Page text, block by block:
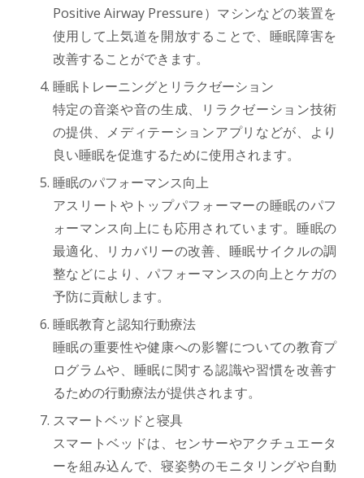
Positive Airway Pressure）マシンなどの装置を
使用して上気道を開放することで、睡眠障害を
改善することができます。
睡眠トレーニングとリラクゼーション
特定の音楽や音の生成、リラクゼーション技術
の提供、メディテーションアプリなどが、より
良い睡眠を促進するために使用されます。
睡眠のパフォーマンス向上
アスリートやトップパフォーマーの睡眠のパフ
ォーマンス向上にも応用されています。睡眠の
最適化、リカバリーの改善、睡眠サイクルの調
整などにより、パフォーマンスの向上とケガの
予防に貢献します。
睡眠教育と認知行動療法
睡眠の重要性や健康への影響についての教育プ
ログラムや、睡眠に関する認識や習慣を改善す
るための行動療法が提供されます。
スマートベッドと寝具
スマートベッドは、センサーやアクチュエータ
ーを組み込んで、寝姿勢のモニタリングや自動